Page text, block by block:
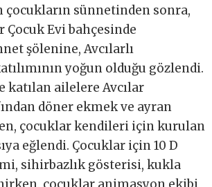
sünnetinden sonra,
Çocuk Evi bahçesinde
şölenine, Avcılarlı
yoğun olduğu gözlendi.
katılan ailelere Avcılar
döner ekmek ve ayran
çocuklar kendileri için kurulan
eğlendi. Çocuklar için 10 D
sihirbazlık gösterisi, kukla